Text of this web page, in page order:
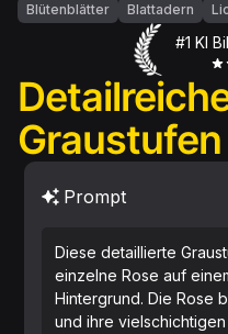
Blütenblätter
Blattadern
#1 KI
Graustufen
Prompt
Diese detaillierte
einzelne Rose auf
Hintergrund. Die Rose
und ihre